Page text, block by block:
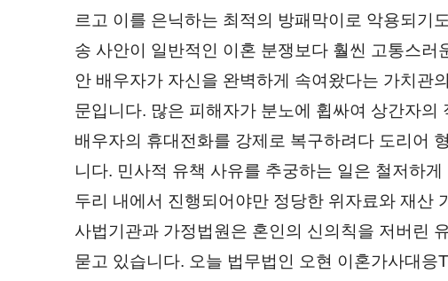
르고 이를 은닉하는 최적의 방패막이로 악용되기
송 사안이 일반적인 이혼 분쟁보다 훨씬 고통스러
안 배우자가 자신을 완벽하게 속여왔다는 가치관
문입니다. 많은 피해자가 분노에 휩싸여 상간자의
배우자의 휴대전화를 강제로 복구하려다 도리어
니다. 민사적 유책 사유를 추궁하는 일은 철저하
두리 내에서 진행되어야만 정당한 위자료와 재산
사법기관과 가정법원은 혼인의 신의칙을 저버린
묻고 있습니다. 오늘 법무법인 오현 이혼가사대응